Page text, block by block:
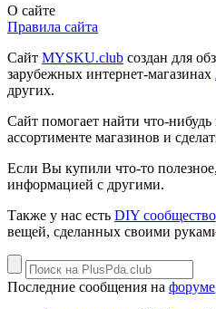
О сайте
Правила сайта
Сайт MYSKU.club cоздан для
зарубежных интернет-магазинах
других.
Сайт помогает найти что-
ассортименте магазинов и
Если Вы купили что-то
информацией с другими.
Также у нас есть DIY сообщество
вещей, сделанных своими
Последние сообщения на форуме